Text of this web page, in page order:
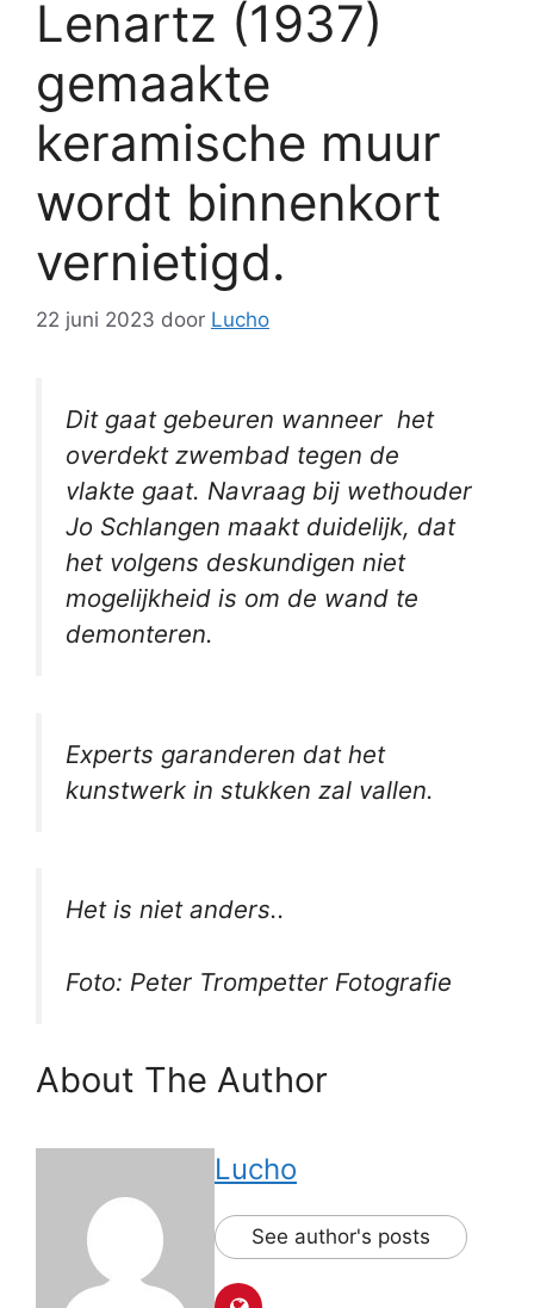
Lenartz (1937)
gemaakte
keramische muur
wordt binnenkort
vernietigd.
22 juni 2023 door Lucho
Dit gaat gebeuren wanneer het
overdekt zwembad tegen de
vlakte gaat. Navraag bij wethouder
Jo Schlangen maakt duidelijk, dat
het volgens deskundigen niet
mogelijkheid is om de wand te
demonteren.
Experts garanderen dat het
kunstwerk in stukken zal vallen.
Het is niet anders..
Foto: Peter Trompetter Fotografie
About The Author
Lucho
See author's posts